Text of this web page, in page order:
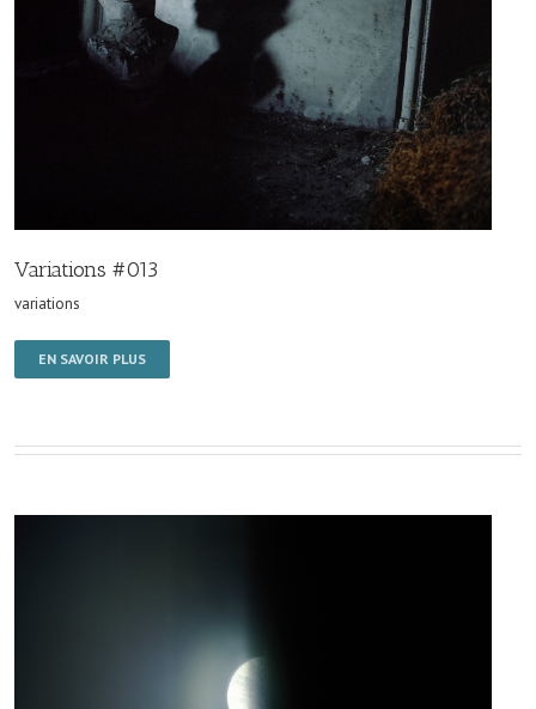
Variations #013
variations
EN SAVOIR PLUS